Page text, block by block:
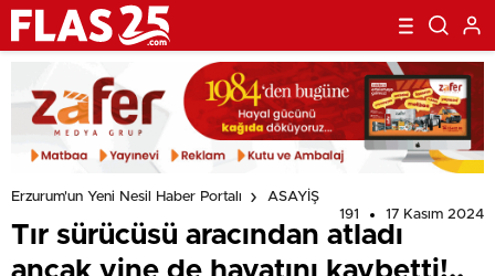
Erzurum'un Yeni Nesil Haber Portalı
ASAYİŞ
191
17 Kasım 2024
Tır sürücüsü aracından atladı